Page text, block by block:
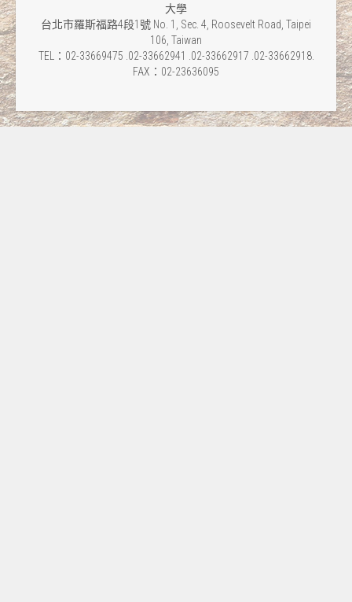
大學
台北市羅斯福路4段1號 No. 1, Sec. 4, Roosevelt Road, Taipei
106, Taiwan
TEL：02-33669475 .02-33662941 .02-33662917 .02-33662918.
FAX：02-23636095